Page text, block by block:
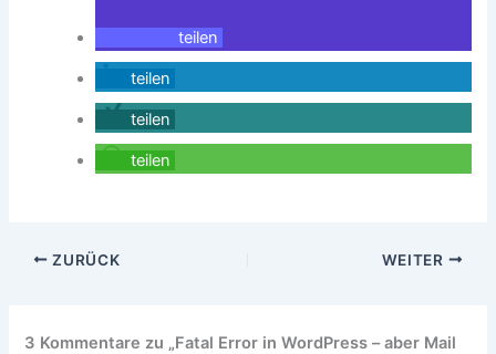
teilen
teilen
teilen
teilen
ZURÜCK WEITER
3 Kommentare zu „Fatal Error in WordPress – aber Mail